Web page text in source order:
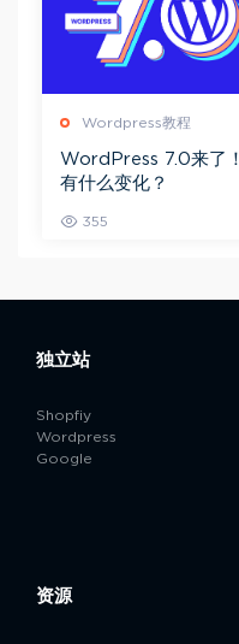
Wordpress教程
WordPress 7.0来了！
有什么变化？
355
独立站
Shopfiy
Wordpress
Google
资源